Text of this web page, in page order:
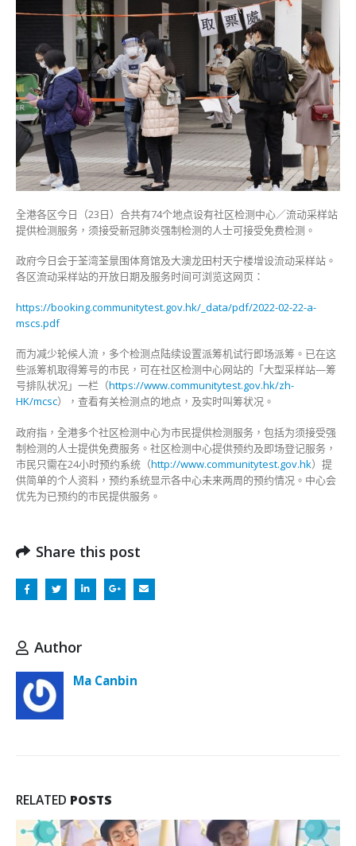
74
检
测
点
荃
景
围
体
育
增
采
站〉
中
全港各区今日（23日）合共有74个地点设有社区检测中心／流动采样站
提供检测服务，须接受新冠肺炎强制检测的人士可接受免费检测。
政府今日会于荃湾荃景围体育馆及大澳龙田村天宁楼增设流动采样站。
各区流动采样站的开放日期及服务时间可浏览这网页：
https://booking.communitytest.gov.hk/_data/pdf/2022-02-22-a-
mscs.pdf
而为减少轮候人流，多个检测点陆续设置派筹机试行即场派筹。已在这
些派筹机取得筹号的市民，可在社区检测中心网站的「大型采样站—筹
号排队状况」一栏（https://www.communitytest.gov.hk/zh-
HK/mcsc），查看有关检测点的地点，及实时叫筹状况。
政府指，全港多个社区检测中心为市民提供检测服务，包括为须接受强
制检测的人士提供免费服务。社区检测中心提供预约及即场登记服务，
市民只需在24小时预约系统（http://www.communitytest.gov.hk）提
供简单的个人资料，预约系统显示各中心未来两周的预约情况。中心会
优先为已预约的市民提供服务。
Share this post
Author
Ma Canbin
RELATED POSTS